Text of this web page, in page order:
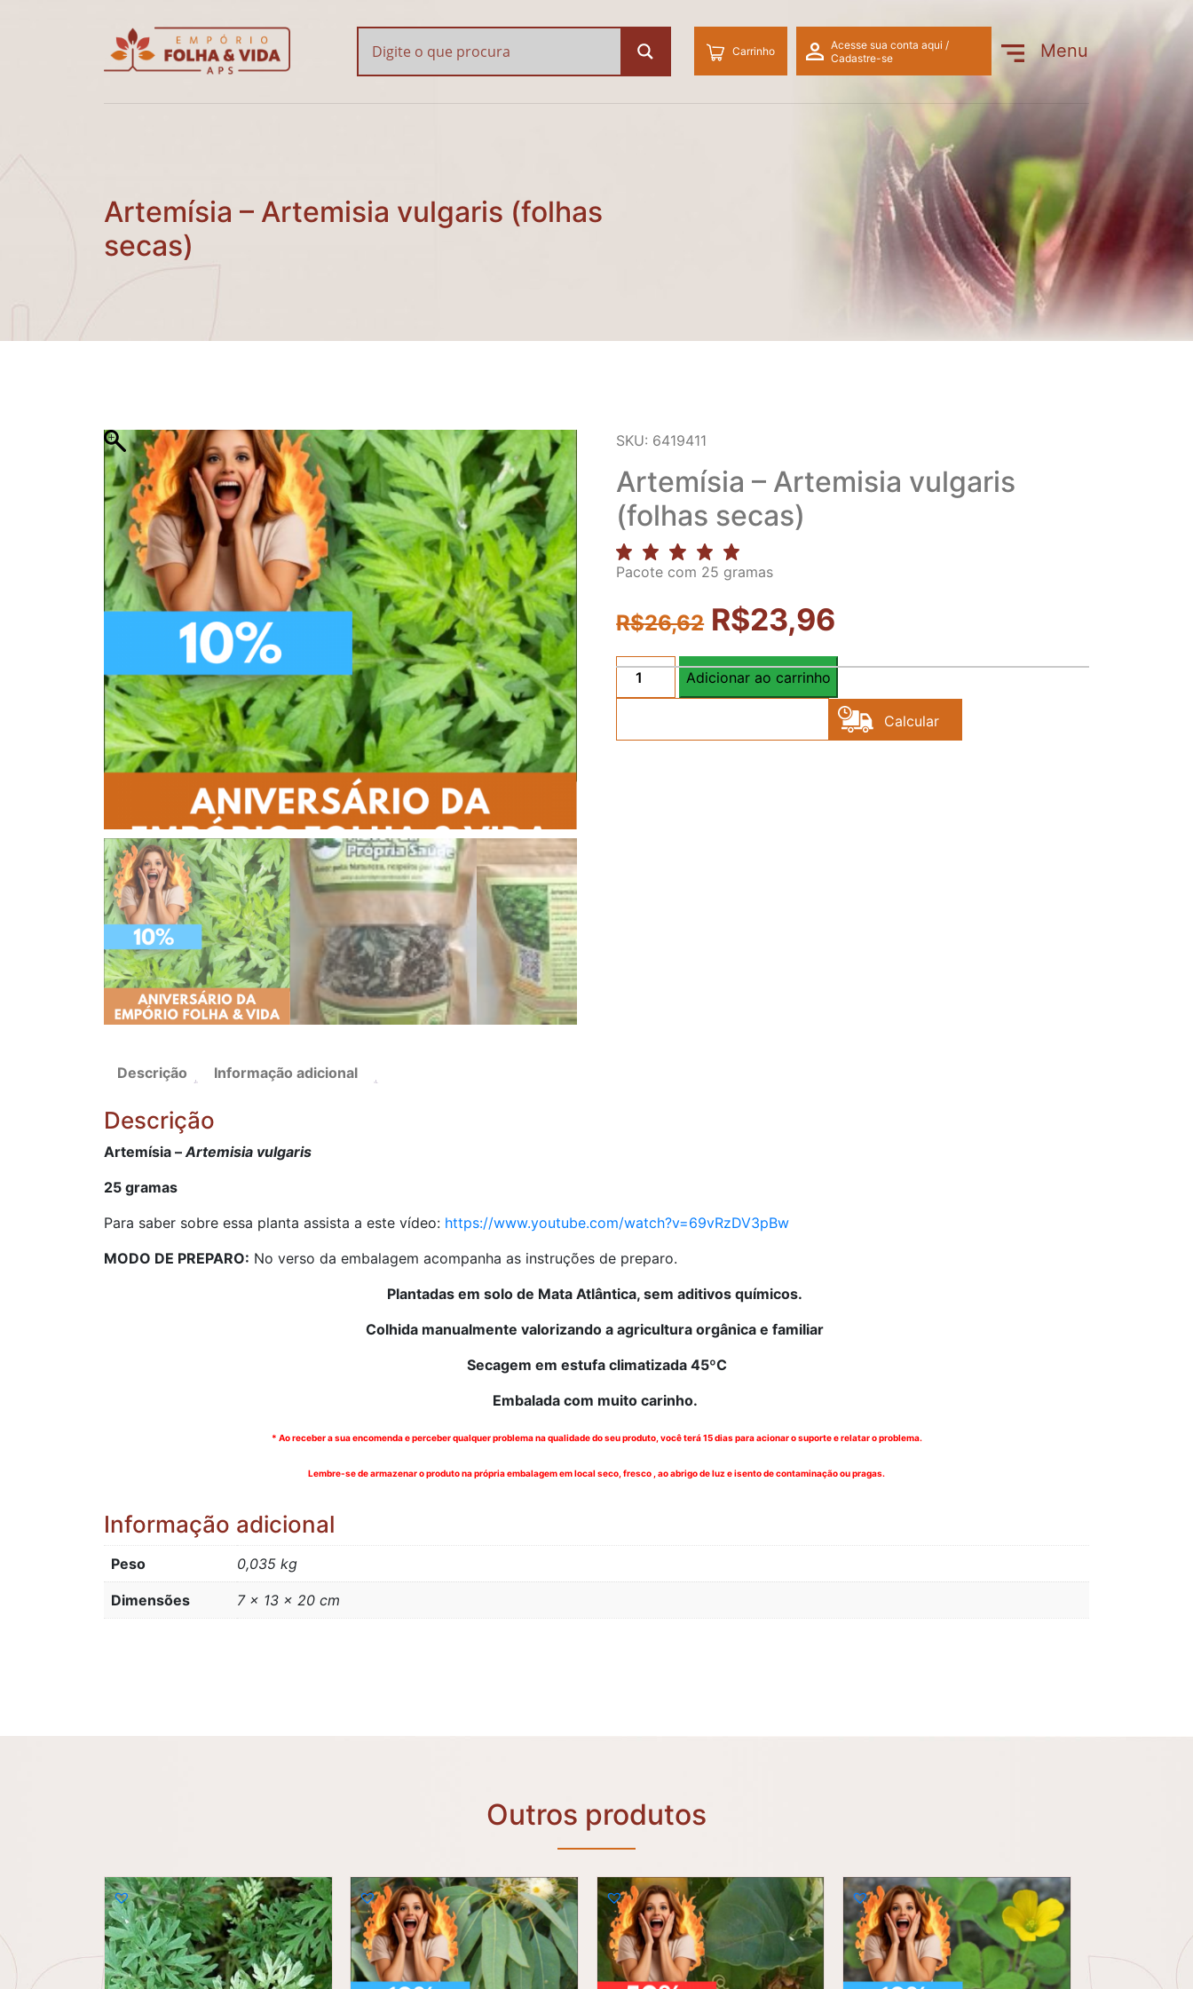
Carrinho
Acesse sua conta aqui /
Cadastre-se
Menu
Artemísia – Artemisia vulgaris (folhas secas)
Artemísia – Artemisia vulgaris (folhas
secas)
SKU: 6419411
Artemísia – Artemisia vulgaris
(folhas secas)
Pacote com 25 gramas
R$26,62 R$23,96
Artemísia
Calcular
Adicionar ao carrinho
Descrição Informação adicional
Descrição
Artemísia – Artemisia vulgaris
25 gramas
Para saber sobre essa planta assista a este vídeo: https://www.youtube.com/watch?v=69vRzDV3pBw
MODO DE PREPARO: No verso da embalagem acompanha as instruções de preparo.
Plantadas em solo de Mata Atlântica, sem aditivos químicos.
Colhida manualmente valorizando a agricultura orgânica e familiar
Secagem em estufa climatizada 45ºC
Embalada com muito carinho.
* Ao receber a sua encomenda e perceber qualquer problema na qualidade do seu produto, você terá 15 dias para acionar o suporte e relatar o problema.
Lembre-se de armazenar o produto na própria embalagem em local seco, fresco , ao abrigo de luz e isento de contaminação ou pragas.
Informação adicional
Peso 0,035 kg
Dimensões 7 × 13 × 20 cm
Outros produtos